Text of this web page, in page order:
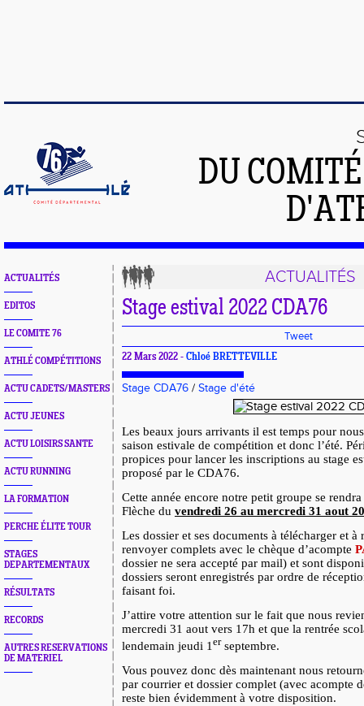
DU
ACTUALITÉS
EDITOS
LE COMITE 76
ATHLÉ COMPÉTITIONS
ACTU CADETS/MASTERS
ACTU JEUNES
ACTU LOISIRS SANTE
ACTU RUNNING
LA FORMATION
PERCHE ÉLITE TOUR
STAGES
DEPARTEMENTAUX
RÉSULTATS
RECORDS
AUTRES RESERVATIONS
DE MATERIEL
ACTUALITÉS
Stage estival 2022 CDA76
Tweet
22 Mars 2022 - Chloé BRETTEVILLE
Stage CDA76 / Stage d'été
Les beaux jours arrivants il est temps pour
saison estivale de compétition et donc l’été.
propices pour lancer les inscriptions au stage
proposé par le CDA76.
Cette année encore notre petit groupe se
Flèche du vendredi 26 au mercredi 31 aout
Les dossier et ses documents à télécharger et
renvoyer complets avec le chèque d’acompte
dossier ne sera accepté par mail) et sont
dossiers seront enregistrés par ordre de
faisant foi.
J’attire votre attention sur le fait que nous
mercredi 31 aout vers 17h et que la rentrée
lendemain jeudi 1 erseptembre.
Vous pouvez donc dès maintenant nous
par courrier et dossier complet (avec acompte
reste bien évidemment à votre disposition.